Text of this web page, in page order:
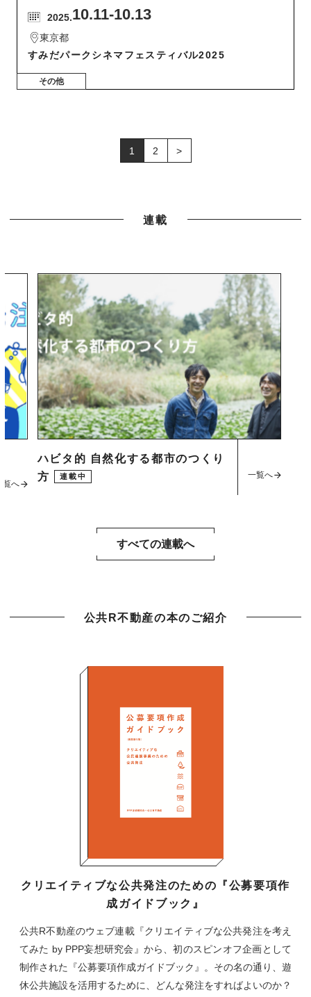
2025.10.11-10.13
東京都
すみだパークシネマフェスティバル2025
その他
1 2 >
連載
ハビタ的 自然化する都市のつくり
方
連載中
一覧へ
覧へ
すべての連載へ
公共R不動産の本のご紹介
クリエイティブな公共発注のための『公募要項作
成ガイドブック』
公共R不動産のウェブ連載『クリエイティブな公共発注を考え
てみた by PPP妄想研究会』から、初のスピンオフ企画として
制作された『公募要項作成ガイドブック』。その名の通り、遊
休公共施設を活用するために、どんな発注をすればよいのか？